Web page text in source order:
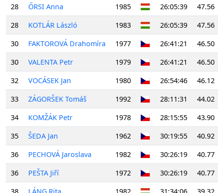
28
ŐRSI Anna 1985 26:05:39
47.56
28
KOTLÁR László 1983 26:05:39
47.56
30
FAKTOROVÁ Drahomíra 1977 26:41:21
46.50
30
VALENTA Petr 1979 26:41:21
46.50
32
VOCÁSEK Jan 1980 26:54:46
46.12
33
ZÁGORŠEK Tomáš 1992 28:11:31
44.02
34
KOMŽÁK Petr 1978 28:15:55
43.90
35
ŠEDA Jan 1962 30:19:55
40.92
36
PECHOVÁ Jaroslava 1982 30:26:19
40.77
36
PEŠTA Jiří 1972 30:26:19
40.77